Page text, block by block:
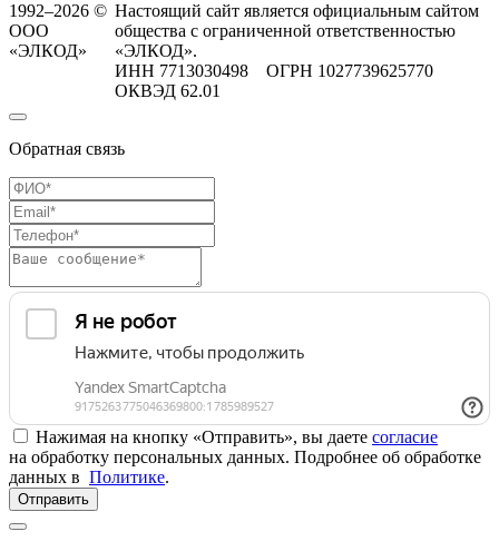
1992–2026 ©
ООО
«ЭЛКОД»
Настоящий сайт является официальным сайтом
общества с ограниченной ответственностью
«ЭЛКОД».
ИНН 7713030498 ОГРН 1027739625770
ОКВЭД 62.01
Обратная связь
Нажимая на кнопку «Отправить», вы даете согласие
на обработку персональных данных. Подробнее об обработке
данных в Политике.
Отправить